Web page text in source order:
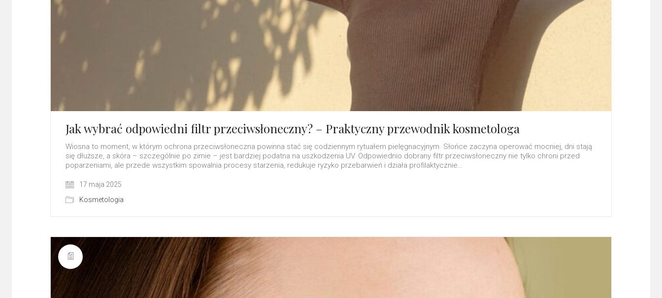
Jak wybrać odpowiedni filtr przeciwsłoneczny? – Praktyczny przewodnik kosmetologa
Wiosna to moment, w którym ochrona przeciwsłoneczna powinna stać się codziennym rytuałem pielęgnacyjnym. Słońce zaczyna operować mocniej, dni stają
się dłuższe, a skóra – szczególnie po zimie – jest bardziej podatna na uszkodzenia UV. Odpowiednio dobrany filtr przeciwsłoneczny nie tylko chroni przed
poparzeniami, ale przede wszystkim spowalnia procesy starzenia, redukuje ryzyko przebarwień i działa profilaktycznie…
17 maja 2025
Kosmetologia